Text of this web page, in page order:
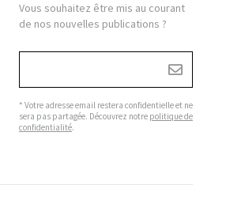
Vous souhaitez être mis au courant
de nos nouvelles publications ?
* Votre adresse email restera confidentielle et ne
sera pas partagée. Découvrez notre politique de
confidentialité.